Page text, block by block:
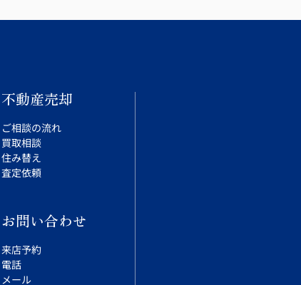
不動産売却
ご相談の流れ
買取相談
住み替え
査定依頼
お問い合わせ
来店予約
電話
メール